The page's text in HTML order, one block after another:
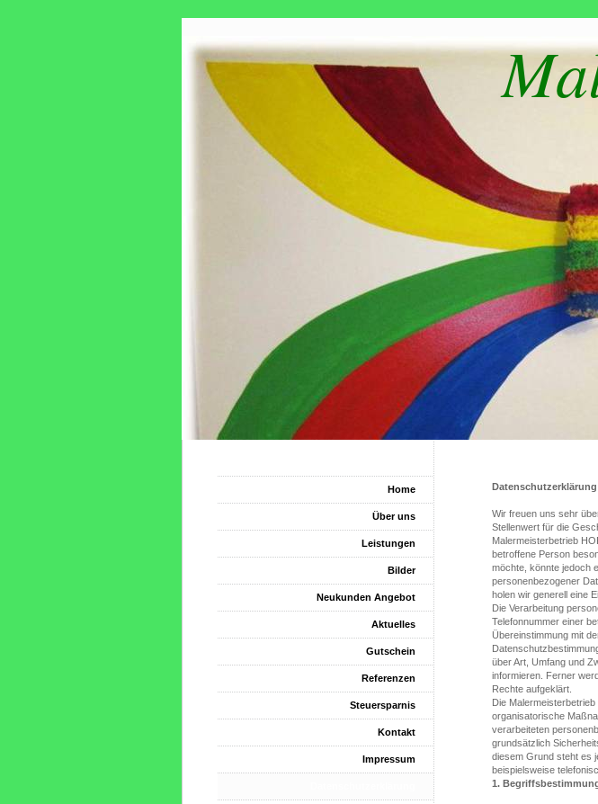
Datenschutzerklärung
Wir freuen uns sehr
Stellenwert für die
Malermeisterbetrieb
betroffene Person
möchte, könnte jedoch
personenbezogener
holen wir generell eine
Die Verarbeitung
Telefonnummer einer
Übereinstimmung mit
über Art, Umfang und
informieren. Ferner
Rechte aufgeklärt.
Die
organisatorische
verarbeiteten
grundsätzlich
diesem Grund steht es
beispielsweise
1.
Home
Über uns
Leistungen
Bilder
Neukunden Angebot
Aktuelles
Gutschein
Referenzen
Steuersparnis
Kontakt
Impressum